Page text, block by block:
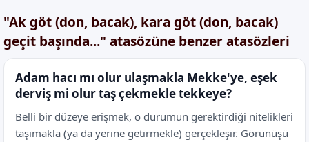
"Ak göt (don, bacak), kara göt (don, bacak)
geçit başında..." atasözüne benzer atasözleri
Adam hacı mı olur ulaşmakla Mekke'ye, eşek
derviş mi olur taş çekmekle tekkeye?
Belli bir düzeye erişmek, o durumun gerektirdiği nitelikleri
taşımakla (ya da yerine getirmekle) gerçekleşir. Görünüşü